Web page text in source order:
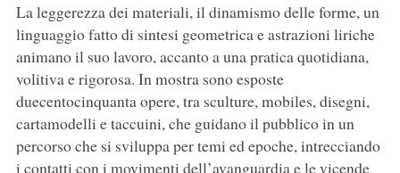
La leggerezza dei materiali, il dinamismo delle forme, un
linguaggio fatto di sintesi geometrica e astrazioni liriche
animano il suo lavoro, accanto a una pratica quotidiana,
volitiva e rigorosa. In mostra sono esposte
duecentocinquanta opere, tra sculture, mobiles, disegni,
cartamodelli e taccuini, che guidano il pubblico in un
percorso che si sviluppa per temi ed epoche, intrecciando
i contatti con i movimenti dell’avanguardia e le vicende